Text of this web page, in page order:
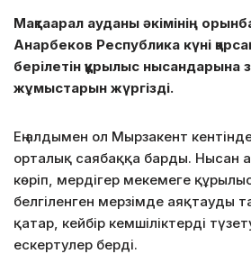
Мақтаарал ауданы әкімінің
Анарбеков Республика күні
берілетін құрылыс нысандарына
жұмыстарын жүргізді.
Ең алдымен ол Мырзакент
орталық саябаққа барды. Нысан
көріп, мердігер мекемеге
белгіленген мерзімде аяқтауды
қатар, кейбір кемшіліктерді
ескертулер берді.